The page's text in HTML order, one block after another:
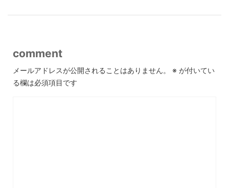
comment
メールアドレスが公開されることはありません。 ※ が付いてい
る欄は必須項目です